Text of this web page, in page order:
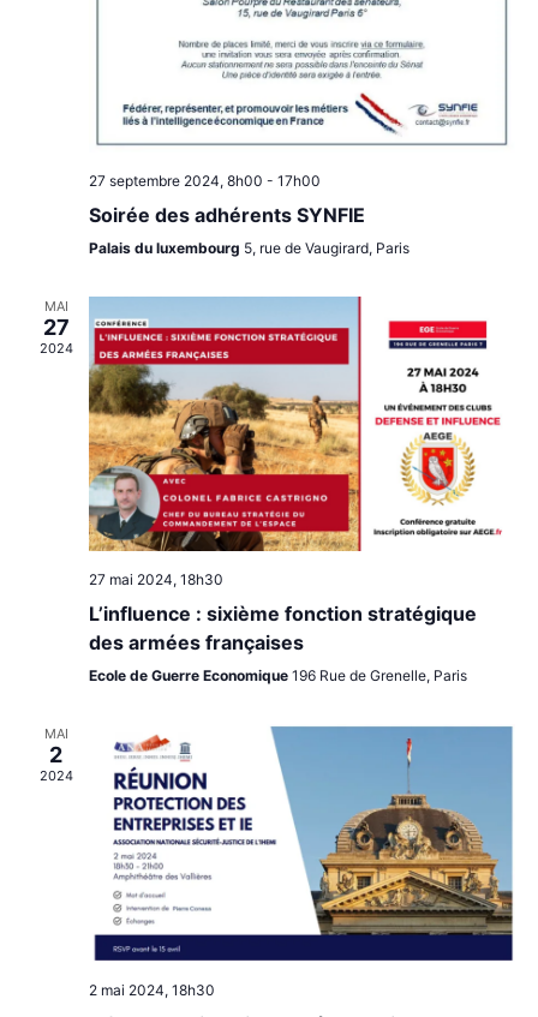
27 septembre 2024, 8h00 - 17h00
Soirée des adhérents SYNFIE
Palais du luxembourg 5, rue de Vaugirard, Paris
MAI
27
2024
27 mai 2024, 18h30
L’influence : sixième fonction stratégique
des armées françaises
Ecole de Guerre Economique 196 Rue de Grenelle, Paris
MAI
2
2024
2 mai 2024, 18h30